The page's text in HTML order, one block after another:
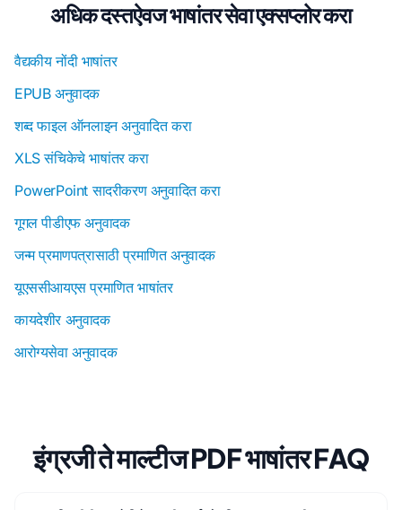
अधिक दस्तऐवज भाषांतर सेवा एक्सप्लोर करा
वैद्यकीय नोंदी भाषांतर
EPUB अनुवादक
शब्द फाइल ऑनलाइन अनुवादित करा
XLS संचिकेचे भाषांतर करा
PowerPoint सादरीकरण अनुवादित करा
गूगल पीडीएफ अनुवादक
जन्म प्रमाणपत्रासाठी प्रमाणित अनुवादक
यूएससीआयएस प्रमाणित भाषांतर
कायदेशीर अनुवादक
आरोग्यसेवा अनुवादक
इंग्रजी ते माल्टीज PDF भाषांतर FAQ